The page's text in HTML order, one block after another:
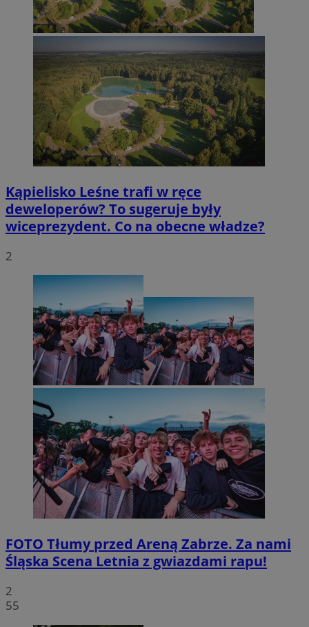
Kąpielisko Leśne trafi w ręce
deweloperów? To sugeruje były
wiceprezydent. Co na obecne władze?
2
FOTO Tłumy przed Areną Zabrze. Za nami
Śląska Scena Letnia z gwiazdami rapu!
2
55